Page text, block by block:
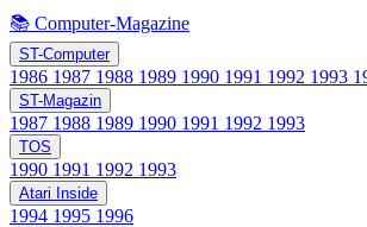
📚 Computer-Magazine
ST-Computer
1986 1987 1988 1989 1990 1991 1992 1993
ST-Magazin
1987 1988 1989 1990 1991 1992 1993
TOS
1990 1991 1992 1993
Atari Inside
1994 1995 1996